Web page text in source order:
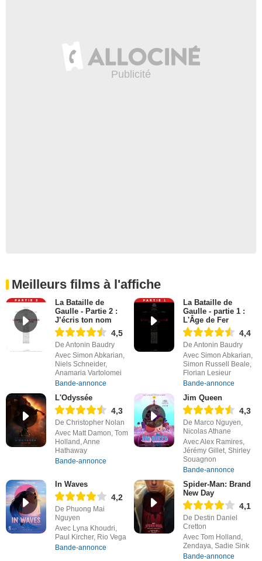
Meilleurs films à l'affiche
La Bataille de
Gaulle - Partie 2 :
J’écris ton nom
4,5
De Antonin Baudry
Avec Simon Abkarian,
Niels Schneider,
Anamaria Vartolomei
Bande-annonce
La Bataille de
Gaulle - partie 1 :
L'Âge de Fer
4,4
De Antonin Baudry
Avec Simon Abkarian,
Simon Russell Beale,
Florian Lesieur
Bande-annonce
L'Odyssée
4,3
De Christopher Nolan
Avec Matt Damon, Tom
Holland, Anne
Hathaway
Bande-annonce
Jim Queen
4,3
De Marco Nguyen,
Nicolas Athane
Avec Alex Ramires,
Jérémy Gillet, Shirley
Souagnon
Bande-annonce
In Waves
4,2
De Phuong Mai
Nguyen
Avec Lyna Khoudri,
Paul Kircher, Rio Vega
Bande-annonce
Spider-Man: Brand
New Day
4,1
De Destin Daniel
Cretton
Avec Tom Holland,
Zendaya, Sadie Sink
Bande-annonce